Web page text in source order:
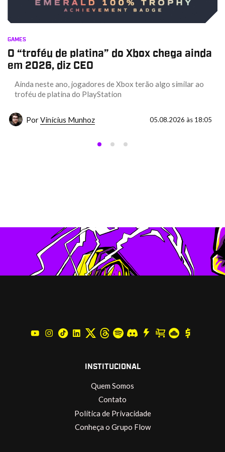
GAMES
O “troféu de platina” do Xbox chega ainda
em 2026, diz CEO
Ainda neste ano, jogadores de Xbox terão algo similar ao
troféu de platina do PlayStation
PorVinícius Munhoz 05.08.2026 às 18:05
INSTITUCIONAL
Quem Somos
Contato
Política de Privacidade
Conheça o Grupo Flow